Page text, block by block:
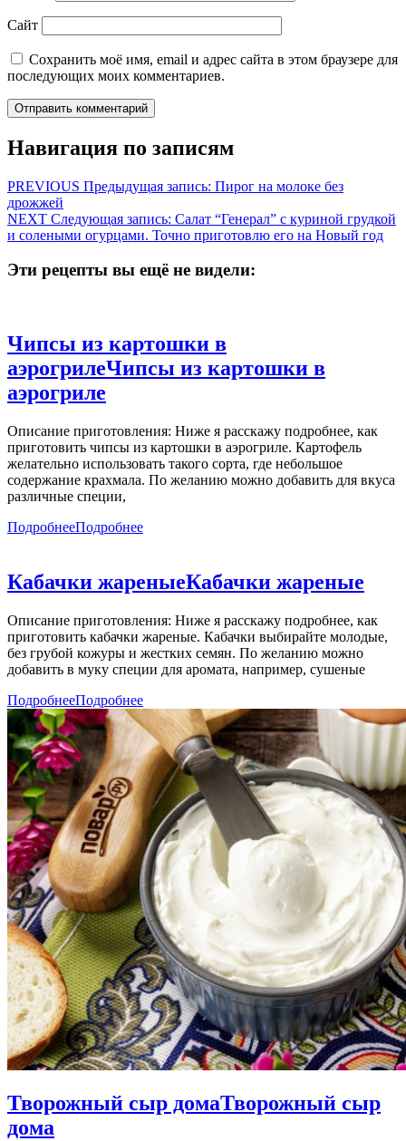
Сайт
Сохранить моё имя, email и адрес сайта в этом браузере для
последующих моих комментариев.
Навигация по записям
PREVIOUS Предыдущая запись: Пирог на молоке без
дрожжей
NEXT Следующая запись: Салат “Генерал” с куриной грудкой
и солеными огурцами. Точно приготовлю его на Новый год
Эти рецепты вы ещё не видели:
Чипсы из картошки в
аэрогрилеЧипсы из картошки в
аэрогриле
Описание приготовления: Ниже я расскажу подробнее, как
приготовить чипсы из картошки в аэрогриле. Картофель
желательно использовать такого сорта, где небольшое
содержание крахмала. По желанию можно добавить для вкуса
различные специи,
ПодробнееПодробнее
Кабачки жареныеКабачки жареные
Описание приготовления: Ниже я расскажу подробнее, как
приготовить кабачки жареные. Кабачки выбирайте молодые,
без грубой кожуры и жестких семян. По желанию можно
добавить в муку специи для аромата, например, сушеные
ПодробнееПодробнее
Творожный сыр домаТворожный сыр
дома